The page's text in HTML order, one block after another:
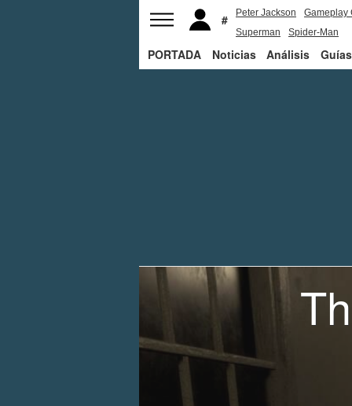
Peter Jackson
Gameplay
Superman
Spider-Man
PORTADA Noticias Análisis Guías